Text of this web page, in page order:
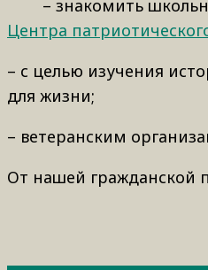
– знакомить
Центра
– с целью изучения
для жизни;
– ветеранским
От нашей гражданской